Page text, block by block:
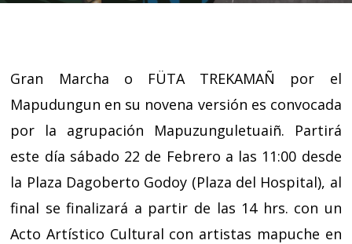
Gran Marcha o FÜTA TREKAMAÑ por el
Mapudungun en su novena versión es convocada
por la agrupación Mapuzunguletuaiñ.
Partirá
este día sábado 22 de Febrero a las 11:00 desde
la Plaza Dagoberto Godoy (Plaza del Hospital), al
final se finalizará a partir de las 14 hrs. con un
Acto Artístico Cultural con artistas mapuche en